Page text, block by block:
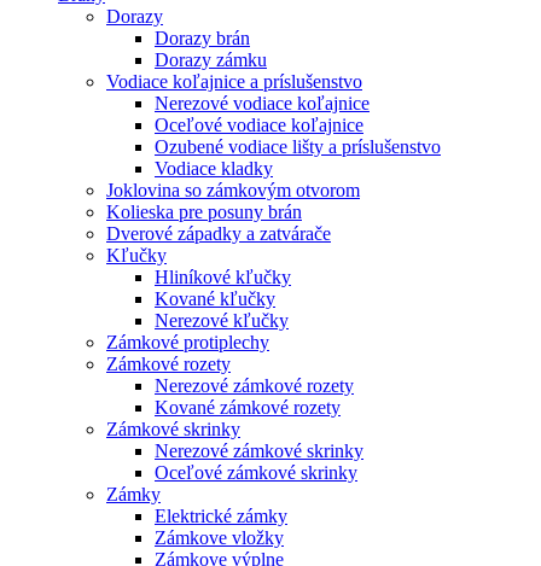
Dorazy
Dorazy brán
Dorazy zámku
Vodiace koľajnice a príslušenstvo
Nerezové vodiace koľajnice
Oceľové vodiace koľajnice
Ozubené vodiace lišty a príslušenstvo
Vodiace kladky
Joklovina so zámkovým otvorom
Kolieska pre posuny brán
Dverové západky a zatvárače
Kľučky
Hliníkové kľučky
Kované kľučky
Nerezové kľučky
Zámkové protiplechy
Zámkové rozety
Nerezové zámkové rozety
Kované zámkové rozety
Zámkové skrinky
Nerezové zámkové skrinky
Oceľové zámkové skrinky
Zámky
Elektrické zámky
Zámkove vložky
Zámkove výplne